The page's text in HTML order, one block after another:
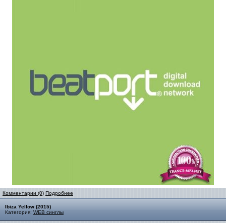
Комментарии (0) Подробнее
Ibiza Yellow (2015)
Категория: WEB синглы